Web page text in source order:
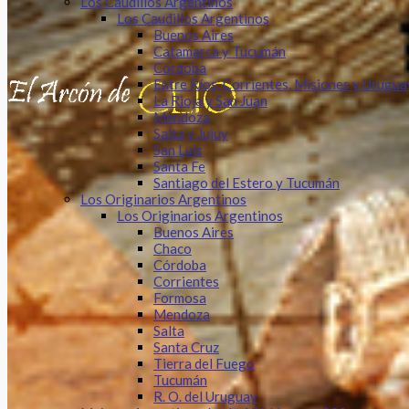
Los Caudillos Argentinos
Buenos Aires
Catamarca y Tucumán
Córdoba
Entre Ríos, Corrientes, Misiones y
La Rioja y San Juan
Mendoza
Salta y Jujuy
San Luis
Santa Fe
Santiago del Estero y Tucumán
Los Originarios Argentinos
Los Originarios Argentinos
Buenos Aires
Chaco
Córdoba
Corrientes
Formosa
Mendoza
Salta
Santa Cruz
Tierra del Fuego
Tucumán
R. O. del Uruguay